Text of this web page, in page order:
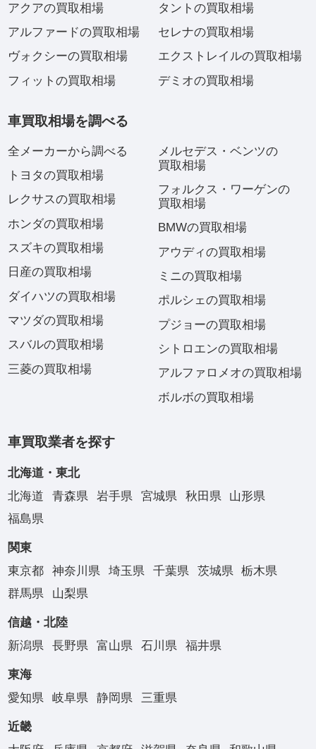
アクアの買取相場
アルファードの買取相場
ヴォクシーの買取相場
フィットの買取相場
タントの買取相場
セレナの買取相場
エクストレイルの買取相場
デミオの買取相場
車買取相場を調べる
全メーカーから調べる
トヨタの買取相場
レクサスの買取相場
ホンダの買取相場
スズキの買取相場
日産の買取相場
ダイハツの買取相場
マツダの買取相場
スバルの買取相場
三菱の買取相場
メルセデス・ベンツの
買取相場
フォルクス・ワーゲンの
買取相場
BMWの買取相場
アウディの買取相場
ミニの買取相場
ポルシェの買取相場
プジョーの買取相場
シトロエンの買取相場
アルファロメオの買取相場
ボルボの買取相場
車買取業者を探す
北海道・東北
北海道
青森県 岩手県 宮城県 秋田県
山形県
福島県
関東
東京都
神奈川県 埼玉県 千葉県 茨城県
栃木県
群馬県
山梨県
信越・北陸
新潟県
長野県 富山県 石川県 福井県
東海
愛知県
岐阜県 静岡県 三重県
近畿